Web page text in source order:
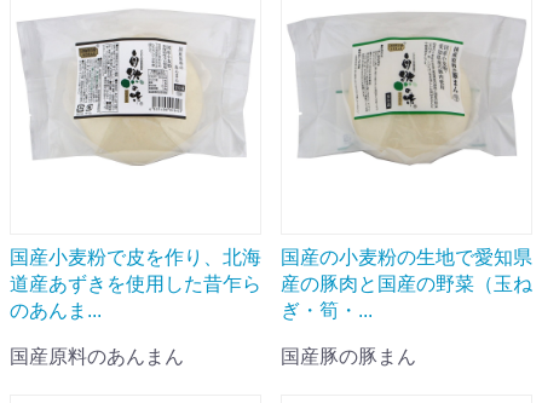
国産小麦粉で皮を作り、北海
道産あずきを使用した昔乍ら
のあんま...
国産原料のあんまん
国産の小麦粉の生地で愛知県
産の豚肉と国産の野菜（玉ね
ぎ・筍・...
国産豚の豚まん